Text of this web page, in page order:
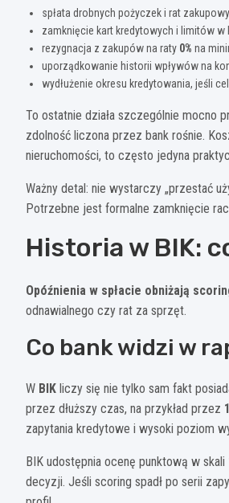
spłata drobnych pożyczek i rat
zamknięcie kart kredytowych i limitów
rezygnacja z zakupów na raty 0% na
uporządkowanie historii wpływów na
wydłużenie okresu kredytowania, jeśli
To ostatnie działa szczególnie mocno
zdolność liczona przez bank rośnie.
nieruchomości, to często jedyna
Ważny detal: nie wystarczy „przestać
Potrzebne jest formalne zamknięcie
Historia w BIK:
Opóźnienia w spłacie obniżają
odnawialnego czy rat za sprzęt.
Co bank widzi w
W BIK liczy się nie tylko sam fakt
przez dłuższy czas, na przykład przez
zapytania kredytowe i wysoki poziom
BIK udostępnia ocenę punktową w skali
decyzji. Jeśli scoring spadł po serii